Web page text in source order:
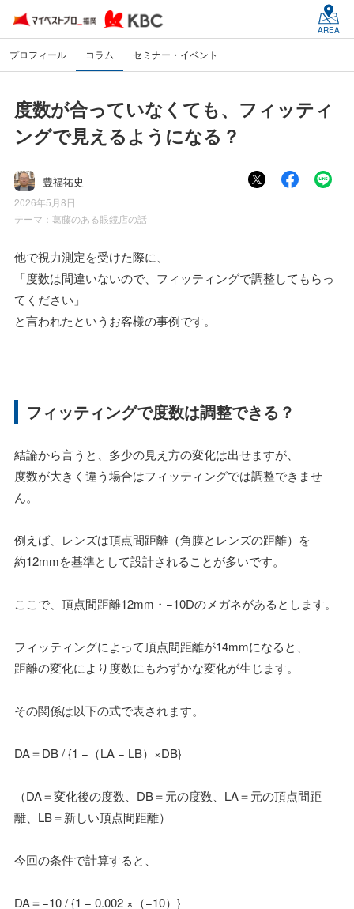
AREA
プロフィール コラム セミナー・イベント
度数が合っていなくても、フィッティ
ングで見えるようになる？
豊福祐史
2026年5月8日
テーマ： 葛藤のある眼鏡店の話
他で視力測定を受けた際に、
「度数は間違いないので、フィッティングで調整してもらっ
てください」
と言われたというお客様の事例です。
フィッティングで度数は調整できる？
結論から言うと、多少の見え方の変化は出せますが、
度数が大きく違う場合はフィッティングでは調整できませ
ん。
例えば、レンズは頂点間距離（角膜とレンズの距離）を
約12mmを基準として設計されることが多いです。
ここで、頂点間距離12mm・−10Dのメガネがあるとします。
フィッティングによって頂点間距離が14mmになると、
距離の変化により度数にもわずかな変化が生じます。
その関係は以下の式で表されます。
DA＝DB / {1 −（LA − LB）×DB}
（DA＝変化後の度数、DB＝元の度数、LA＝元の頂点間距
離、LB＝新しい頂点間距離）
今回の条件で計算すると、
DA＝−10 / {1 − 0.002 ×（−10）}